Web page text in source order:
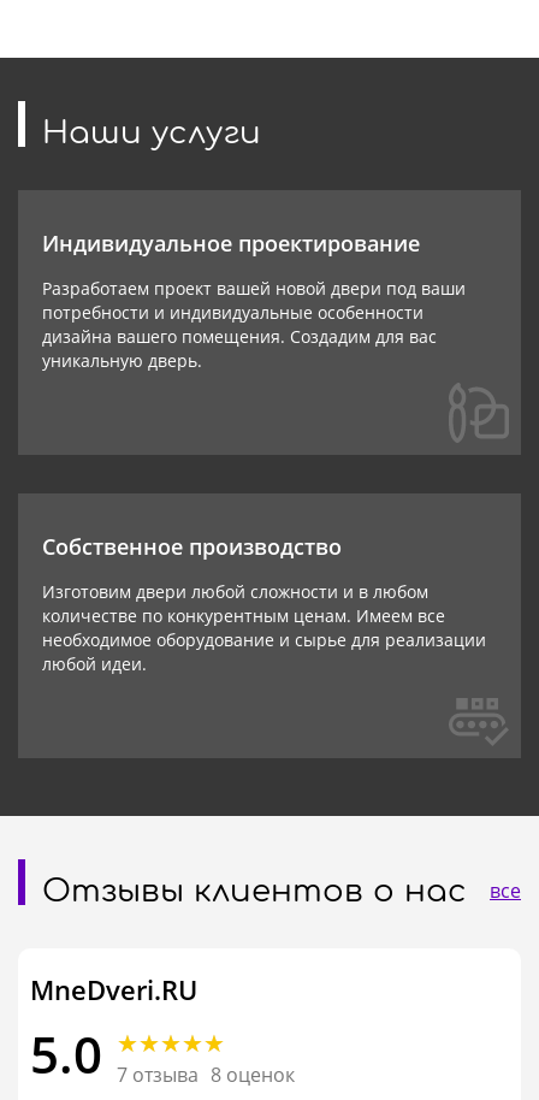
Наши услуги
Индивидуальное проектирование
Разработаем проект вашей новой двери под ваши
потребности и индивидуальные особенности
дизайна вашего помещения. Создадим для вас
уникальную дверь.
Собственное производство
Изготовим двери любой сложности и в любом
количестве по конкурентным ценам. Имеем все
необходимое оборудование и сырье для реализации
любой идеи.
Отзывы клиентов о нас все
MneDveri.RU
5.0 7 отзыва 8 оценок